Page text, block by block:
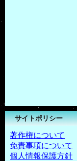
サイトポリシー
著作権について
免責事項について
個人情報保護方針